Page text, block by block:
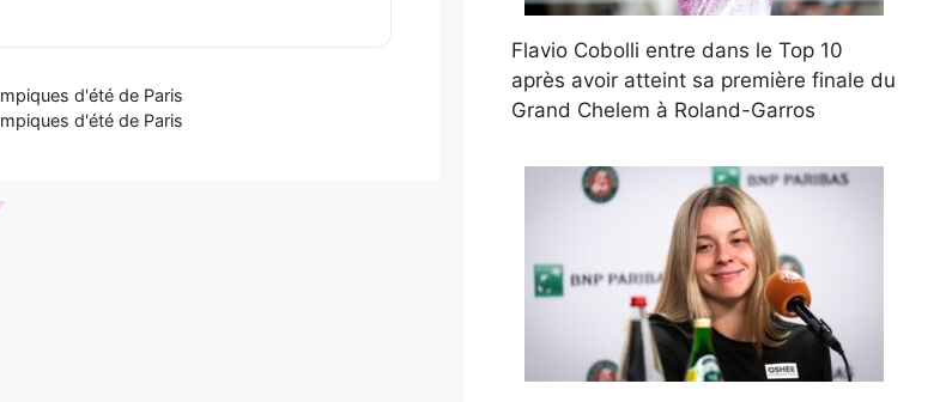
d'été de Paris
d'été de Paris
Flavio Cobolli entre dans le Top 10
après avoir atteint sa première finale du
Grand Chelem à Roland-Garros